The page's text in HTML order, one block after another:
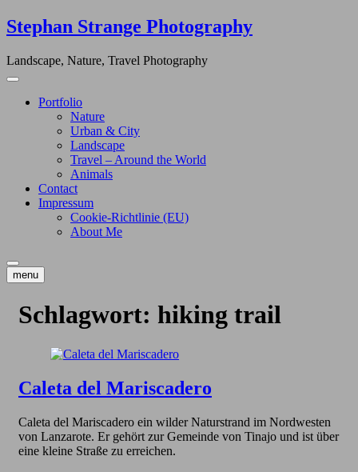
Skip
to
Stephan Strange Photography
Landscape, Nature, Travel Photography
Portfolio
Nature
Urban & City
Landscape
Travel – Around the World
Animals
Contact
Impressum
Cookie-Richtlinie (EU)
About Me
menu
Schlagwort: hiking trail
Caleta del Mariscadero
Caleta del Mariscadero ein wilder Naturstrand im Nordwesten
von Lanzarote. Er gehört zur Gemeinde von Tinajo und ist über
eine kleine Straße zu erreichen.